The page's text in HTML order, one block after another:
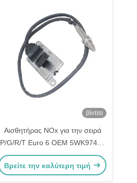
βίντεο
Αισθητήρας NOx για την σειρά
P/G/R/T Euro 6 OEM 5WK97401
2294291 2064769
Βρείτε την καλύτερη τιμή